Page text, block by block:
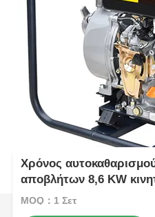
Χρόνος
αποβλήτων 8,6 KW
αντλία για μεταφορά
MOQ：1 Σετ